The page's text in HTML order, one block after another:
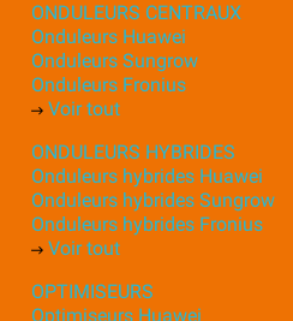
ONDULEURS CENTRAUX
Onduleurs Huawei
Onduleurs Sungrow
Onduleurs Fronius
Voir tout
ONDULEURS HYBRIDES
Onduleurs hybrides Huawei
Onduleurs hybrides Sungrow
Onduleurs hybrides Fronius
Voir tout
OPTIMISEURS
Optimiseurs Huawei